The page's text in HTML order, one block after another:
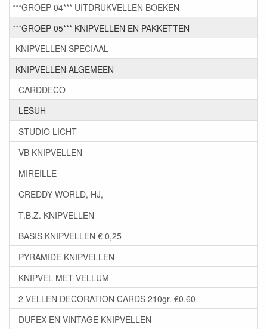
***GROEP 04*** UITDRUKVELLEN BOEKEN
***GROEP 05*** KNIPVELLEN EN PAKKETTEN
KNIPVELLEN SPECIAAL
KNIPVELLEN ALGEMEEN
CARDDECO
LESUH
STUDIO LICHT
VB KNIPVELLEN
MIREILLE
CREDDY WORLD, HJ,
T.B.Z. KNIPVELLEN
BASIS KNIPVELLEN € 0,25
PYRAMIDE KNIPVELLEN
KNIPVEL MET VELLUM
2 VELLEN DECORATION CARDS 210gr. €0,60
DUFEX EN VINTAGE KNIPVELLEN